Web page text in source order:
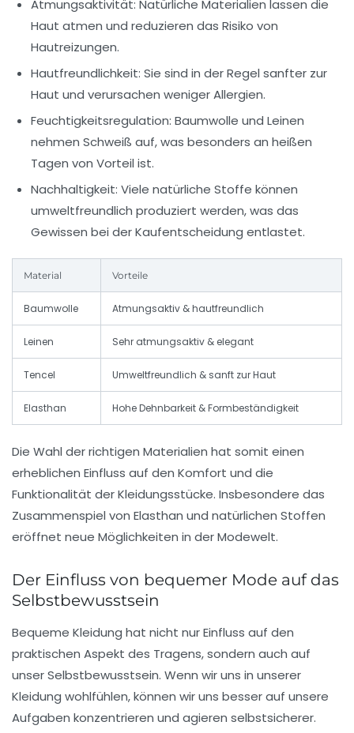
Atmungsaktivität: Natürliche Materialien lassen die
Haut atmen und reduzieren das Risiko von
Hautreizungen.
Hautfreundlichkeit: Sie sind in der Regel sanfter zur
Haut und verursachen weniger Allergien.
Feuchtigkeitsregulation: Baumwolle und Leinen
nehmen Schweiß auf, was besonders an heißen
Tagen von Vorteil ist.
Nachhaltigkeit: Viele natürliche Stoffe können
umweltfreundlich produziert werden, was das
Gewissen bei der Kaufentscheidung entlastet.
Material Vorteile
Baumwolle Atmungsaktiv & hautfreundlich
Leinen Sehr atmungsaktiv & elegant
Tencel Umweltfreundlich & sanft zur Haut
Elasthan Hohe Dehnbarkeit & Formbeständigkeit
Die Wahl der richtigen Materialien hat somit einen
erheblichen Einfluss auf den Komfort und die
Funktionalität der Kleidungsstücke. Insbesondere das
Zusammenspiel von Elasthan und natürlichen Stoffen
eröffnet neue Möglichkeiten in der Modewelt.
Der Einfluss von bequemer Mode auf das
Selbstbewusstsein
Bequeme Kleidung hat nicht nur Einfluss auf den
praktischen Aspekt des Tragens, sondern auch auf
unser Selbstbewusstsein. Wenn wir uns in unserer
Kleidung wohlfühlen, können wir uns besser auf unsere
Aufgaben konzentrieren und agieren selbstsicherer.